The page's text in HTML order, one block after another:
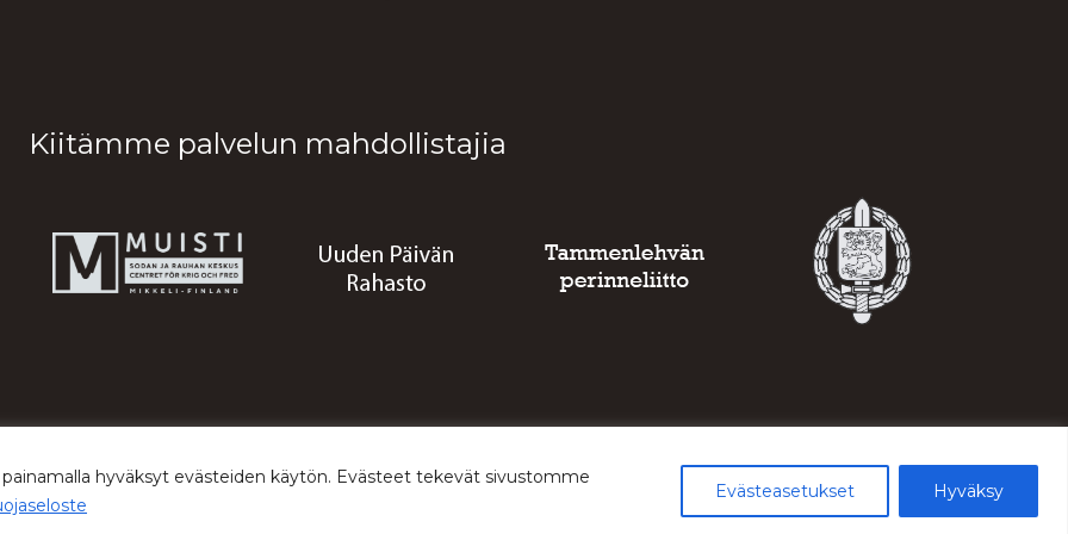
hyväksyt evästeiden käytön. Evästeet tekevät sivustomme
Evästeasetukset Hyväksy
Kiitämme palvelun mahdollistajia
© 2026 Sodan ja rauhan keskus Muisti